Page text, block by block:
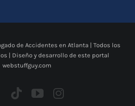
de Accidentes en Atlanta | Todos los
| Diseño y desarrollo de este portal
webstuffguy.com
Facebook
TiktokYouTubeInstagram